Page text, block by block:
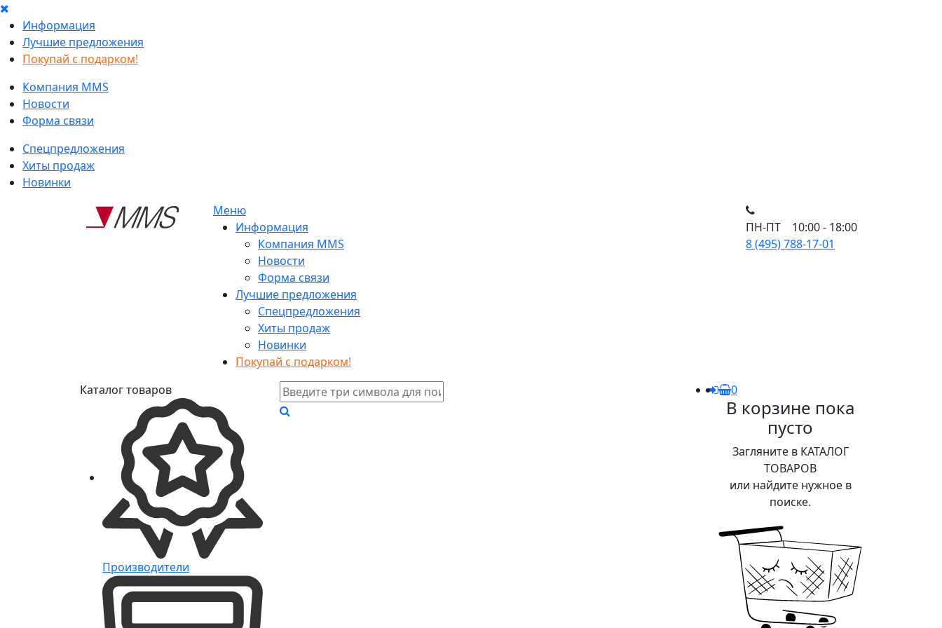
Информация
Лучшие предложения
Покупай с подарком!
Компания MMS
Новости
Форма связи
Спецпредложения
Хиты продаж
Новинки
Меню
Информация
Компания MMS
Новости
Форма связи
Лучшие предложения
Спецпредложения
Хиты продаж
Новинки
Покупай с подарком!
ПН-ПТ 10:00 - 18:00
8 (495) 788-17-01
Каталог товаров
Производители
0
В корзине пока
пусто
Загляните в КАТАЛОГ
ТОВАРОВ
или найдите нужное в
поиске.